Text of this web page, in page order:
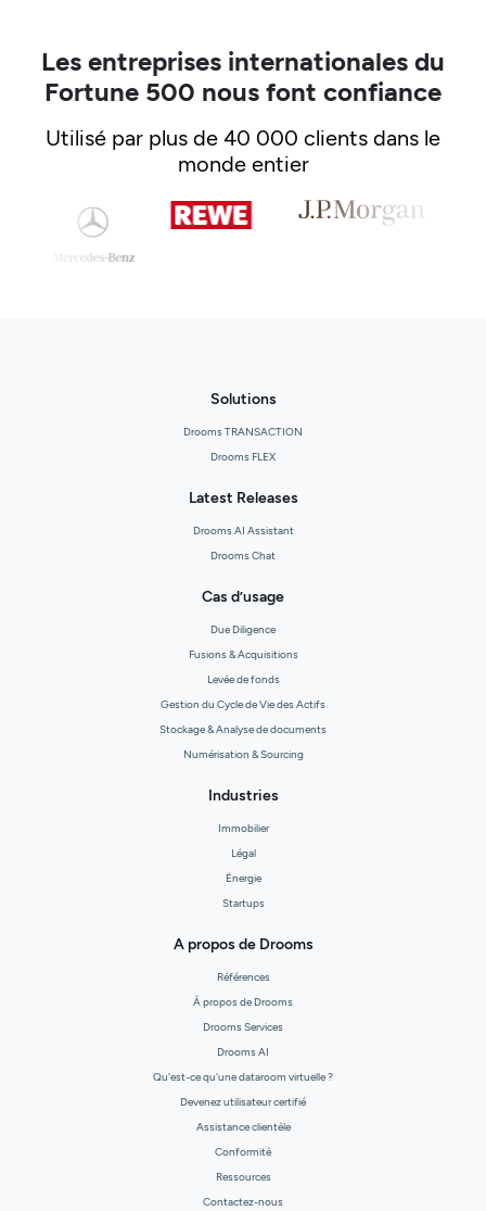
Les entreprises internationales du
Fortune 500 nous font confiance
Utilisé par plus de 40 000 clients dans le
monde entier
Solutions
Drooms TRANSACTION
Drooms FLEX
Latest Releases
Drooms AI Assistant
Drooms Chat
Cas d’usage
Due Diligence
Fusions & Acquisitions
Levée de fonds
Gestion du Cycle de Vie des Actifs
Stockage & Analyse de documents
Numérisation & Sourcing
Industries
Immobilier
Légal
Énergie
Startups
A propos de Drooms
Références
À propos de Drooms
Drooms Services
Drooms AI
Qu'est-ce qu'une dataroom virtuelle ?
Devenez utilisateur certifié
Assistance clientèle
Conformité
Ressources
Contactez-nous